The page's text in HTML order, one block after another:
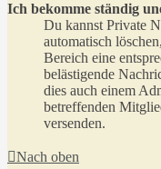
Ich bekomme ständig
Du kannst Private
automatisch
Bereich eine
belästigende
dies auch einem
betreffenden
versenden.
Nach oben